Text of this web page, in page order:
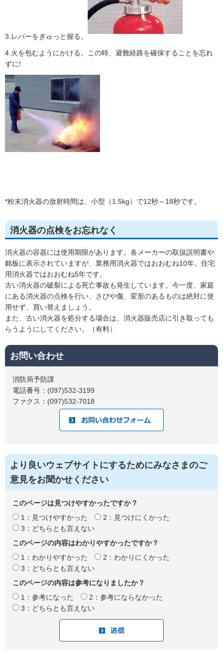
3.レバーをぎゅっと握る。
4.火を包むようにかける。この時、避難経路を確保することを忘れ
ずに!
*粉末消火器の放射時間は、小型（1.5kg）で12秒～18秒です。
消火器の点検をお忘れなく
消火器の容器には使用期限があります。各メーカーの取扱説明書や
銘板に表示されていますが、業務用消火器ではおおむね10年。住宅
用消火器ではおおむね5年です。
古い消火器の破裂による死亡事故も発生しています。今一度、家庭
にある消火器の点検を行い、さびや傷、変形のあるものは絶対に使
用せず、買い替えましょう。
また、古い消火器を処分する場合は、消火器販売店に引き取っても
らうようにしてください。（有料）
お問い合わせ
消防局予防課
電話番号：(097)532-3199
ファクス：(097)532-7018
より良いウェブサイトにするためにみなさまのご
意見をお聞かせください
このページは見つけやすかったですか？
1：見つけやすかった
2：見つけにくかった
3：どちらとも言えない
このページの内容はわかりやすかったですか？
1：わかりやすかった
2：わかりにくかった
3：どちらとも言えない
このページの内容は参考になりましたか？
1：参考になった
2：参考にならなかった
3：どちらとも言えない